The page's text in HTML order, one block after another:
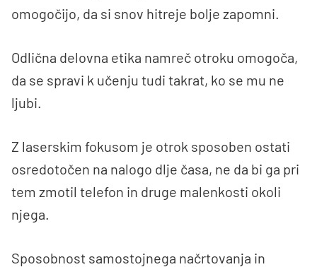
omogočijo, da si snov hitreje bolje zapomni.
Odlična delovna etika namreč otroku omogoča,
da se spravi k učenju tudi takrat, ko se mu ne
ljubi.
Z laserskim fokusom je otrok sposoben ostati
osredotočen na nalogo dlje časa, ne da bi ga pri
tem zmotil telefon in druge malenkosti okoli
njega.
Sposobnost samostojnega načrtovanja in